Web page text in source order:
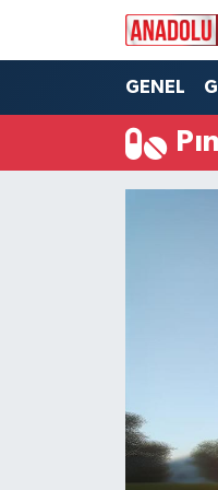
GENEL
Nöbetçi
Hava Durumu
Namaz Vakitleri
Süper Lig Puan
Son Dakika